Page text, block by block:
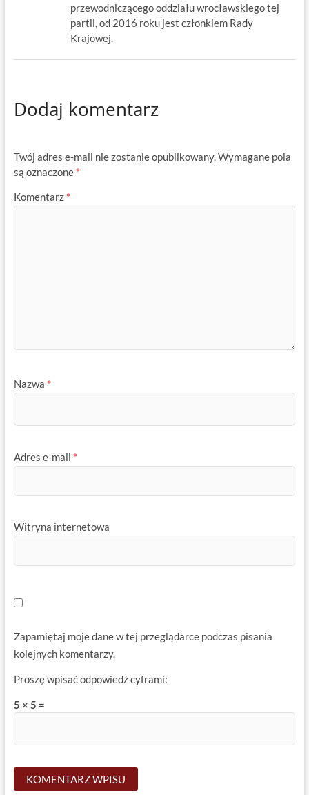
przewodniczącego oddziału wrocławskiego tej
partii, od 2016 roku jest członkiem Rady
Krajowej.
Dodaj komentarz
Twój adres e-mail nie zostanie opublikowany.Wymagane pola
są oznaczone *
Komentarz *
Nazwa *
Adres e-mail *
Witryna internetowa
Zapamiętaj moje dane w tej przeglądarce podczas pisania
kolejnych komentarzy.
Proszę wpisać odpowiedź cyframi:
5 × 5 =